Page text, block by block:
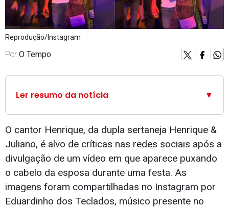
Reprodução/Instagram
Por O Tempo
Ler resumo da notícia ▼
O cantor Henrique, da dupla sertaneja Henrique &
Juliano, é alvo de críticas nas redes sociais após a
divulgação de um vídeo em que aparece puxando
o cabelo da esposa durante uma festa. As
imagens foram compartilhadas no Instagram por
Eduardinho dos Teclados, músico presente no